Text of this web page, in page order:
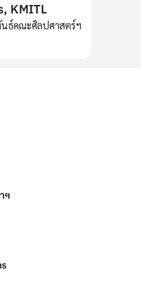
KMITL
ธ์คณะศิลปศาสตร์ฯ
ฯ